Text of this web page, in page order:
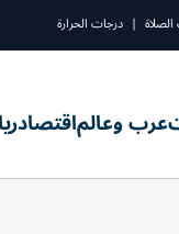
| درجات الحرارة
عرب وعالماقتصاد